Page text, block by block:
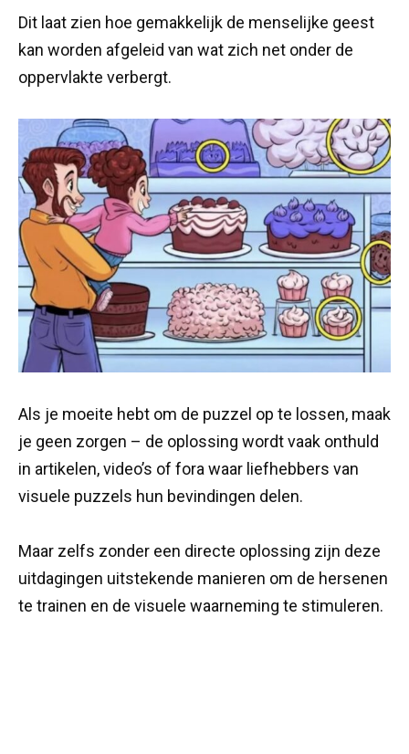
Dit laat zien hoe gemakkelijk de menselijke geest
kan worden afgeleid van wat zich net onder de
oppervlakte verbergt.
Als je moeite hebt om de puzzel op te lossen, maak
je geen zorgen – de oplossing wordt vaak onthuld
in artikelen, video’s of fora waar liefhebbers van
visuele puzzels hun bevindingen delen.
Maar zelfs zonder een directe oplossing zijn deze
uitdagingen uitstekende manieren om de hersenen
te trainen en de visuele waarneming te stimuleren.